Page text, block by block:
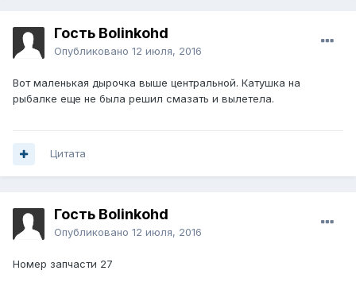
Гость Bolinkohd
Опубликовано 12 июля, 2016
Вот маленькая дырочка выше центральной. Катушка на
рыбалке еще не была решил смазать и вылетела.
Цитата
Гость Bolinkohd
Опубликовано 12 июля, 2016
Номер запчасти 27